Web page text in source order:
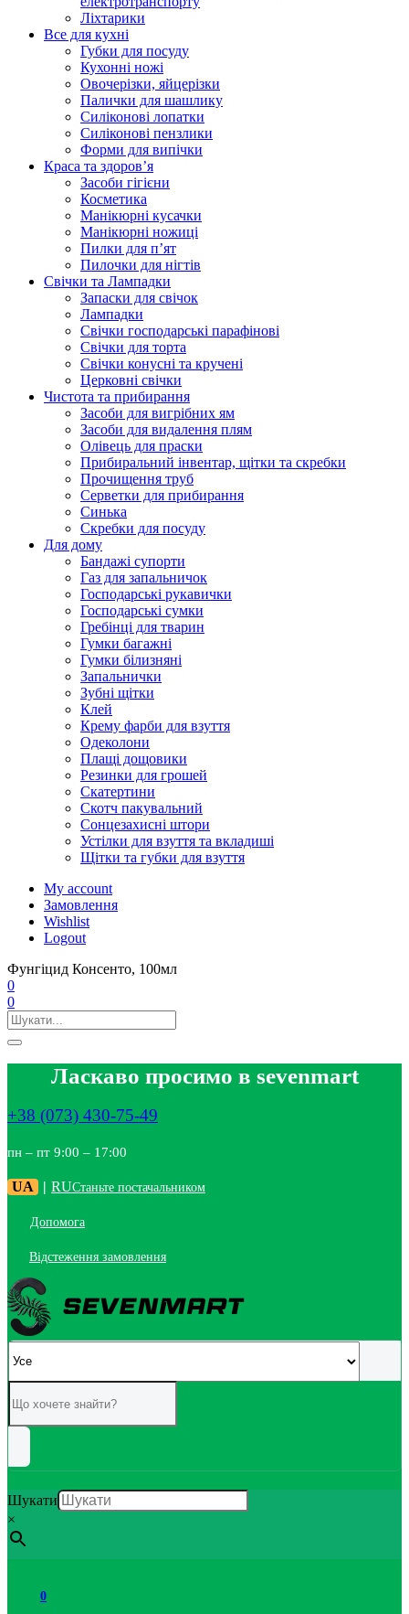
Ліхтарики
Все для кухні
Губки для посуду
Кухонні ножі
Овочерізки, яйцерізки
Палички для шашлику
Силіконові лопатки
Силіконові пензлики
Форми для випічки
Краса та здоров’я
Засоби гігієни
Косметика
Манікюрні кусачки
Манікюрні ножиці
Пилки для п’ят
Пилочки для нігтів
Свічки та Лампадки
Запаски для свічок
Лампадки
Свічки господарські парафінові
Свічки для торта
Свічки конусні та кручені
Церковні свічки
Чистота та прибирання
Засоби для вигрібних ям
Засоби для видалення плям
Олівець для праски
Прибиральний інвентар, щітки та скребки
Прочищення труб
Серветки для прибирання
Синька
Скребки для посуду
Для дому
Бандажі супорти
Газ для запальничок
Господарські рукавички
Господарські сумки
Гребінці для тварин
Гумки багажні
Гумки білизняні
Запальнички
Зубні щітки
Клей
Крему фарби для взуття
Одеколони
Плащі дощовики
Резинки для грошей
Скатертини
Скотч пакувальний
Сонцезахисні штори
Устілки для взуття та вкладиші
Щітки та губки для взуття
My account
Замовлення
Wishlist
Logout
Фунгіцид Консенто, 100мл
0
0
Ласкаво просимо в sevenmart
+38 (073) 430-75-49
пн – пт 9:00 – 17:00
UA | RUСтаньте постачальником
Допомога
Відстеження замовлення
Шукати
×
0